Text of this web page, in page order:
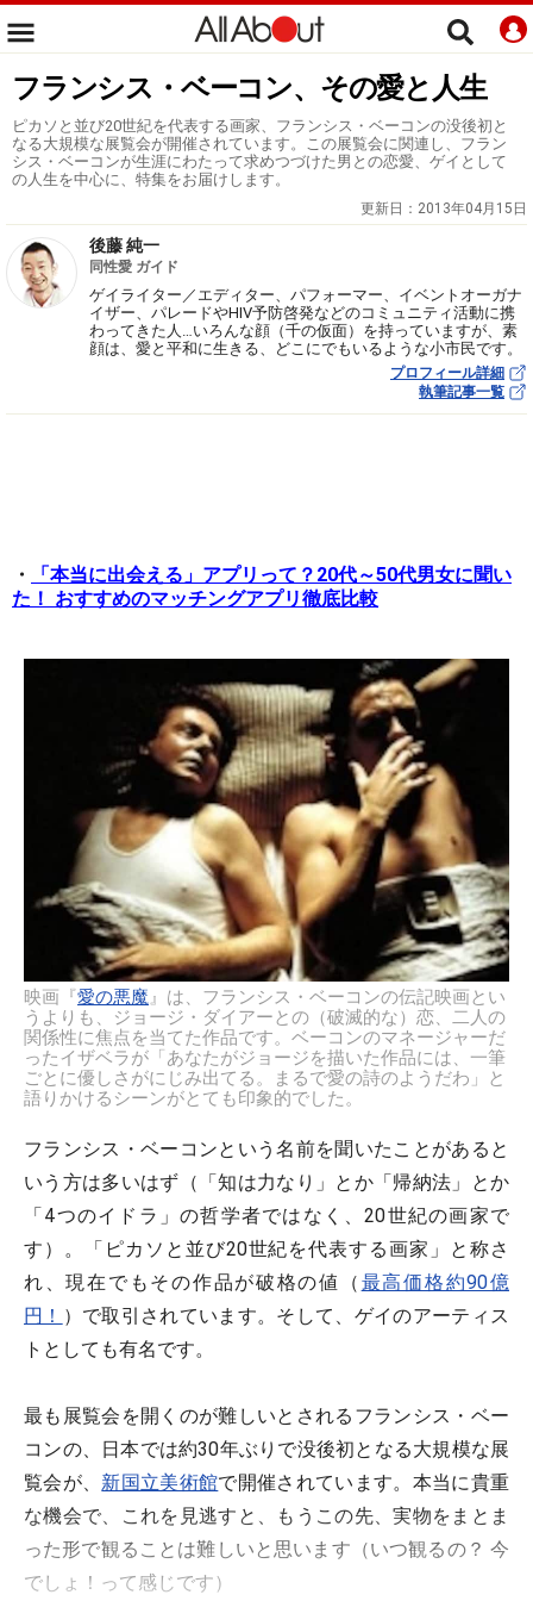
フランシス・ベーコン、その愛と人生
ピカソと並び20世紀を代表する画家、フランシス・ベーコンの没後初と
なる大規模な展覧会が開催されています。この展覧会に関連し、フラン
シス・ベーコンが生涯にわたって求めつづけた男との恋愛、ゲイとして
の人生を中心に、特集をお届けします。
更新日： 2013年04月15日
後藤 純一
同性愛 ガイド
ゲイライター／エディター、パフォーマー、イベントオーガナ
イザー、パレードやHIV予防啓発などのコミュニティ活動に携
わってきた人…いろんな顔（千の仮面）を持っていますが、素
顔は、愛と平和に生きる、どこにでもいるような小市民です。
プロフィール詳細
執筆記事一覧
・
「本当に出会える」アプリって？20代～50代男女に聞い
た！ おすすめのマッチングアプリ徹底比較
映画『愛の悪魔』は、フランシス・ベーコンの伝記映画とい
うよりも、ジョージ・ダイアーとの（破滅的な）恋、二人の
関係性に焦点を当てた作品です。ベーコンのマネージャーだ
ったイザベラが「あなたがジョージを描いた作品には、一筆
ごとに優しさがにじみ出てる。まるで愛の詩のようだわ」と
語りかけるシーンがとても印象的でした。
フランシス・ベーコンという名前を聞いたことがあると
いう方は多いはず（「知は力なり」とか「帰納法」とか
「4つのイドラ」の哲学者ではなく、20世紀の画家で
す）。「ピカソと並び20世紀を代表する画家」と称さ
れ、現在でもその作品が破格の値（ 最高価格約90億
円！ ）で取引されています。そして、ゲイのアーティス
トとしても有名です。
最も展覧会を開くのが難しいとされるフランシス・ベー
コンの、日本では約30年ぶりで没後初となる大規模な展
覧会が、 新国立美術館で開催されています。本当に貴重
な機会で、これを見逃すと、もうこの先、実物をまとま
った形で観ることは難しいと思います（いつ観るの？ 今
でしょ！って感じです）